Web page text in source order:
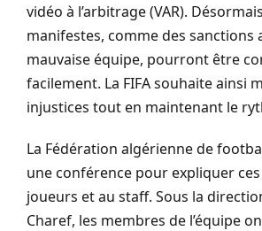
vidéo à l’arbitrage (VAR).
manifestes, comme des sanctions
mauvaise équipe, pourront être
facilement. La FIFA souhaite ainsi
injustices tout en maintenant le
La Fédération algérienne de
une conférence pour expliquer
joueurs et au staff. Sous la
Charef, les membres de l’équipe